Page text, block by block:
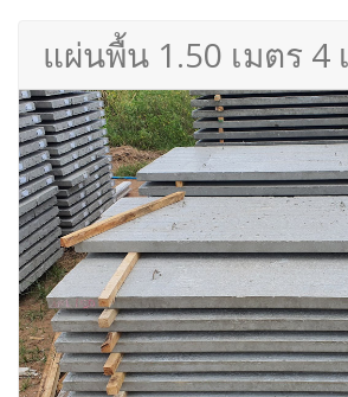
แผ่นพื้น 1.50 เมตร 4